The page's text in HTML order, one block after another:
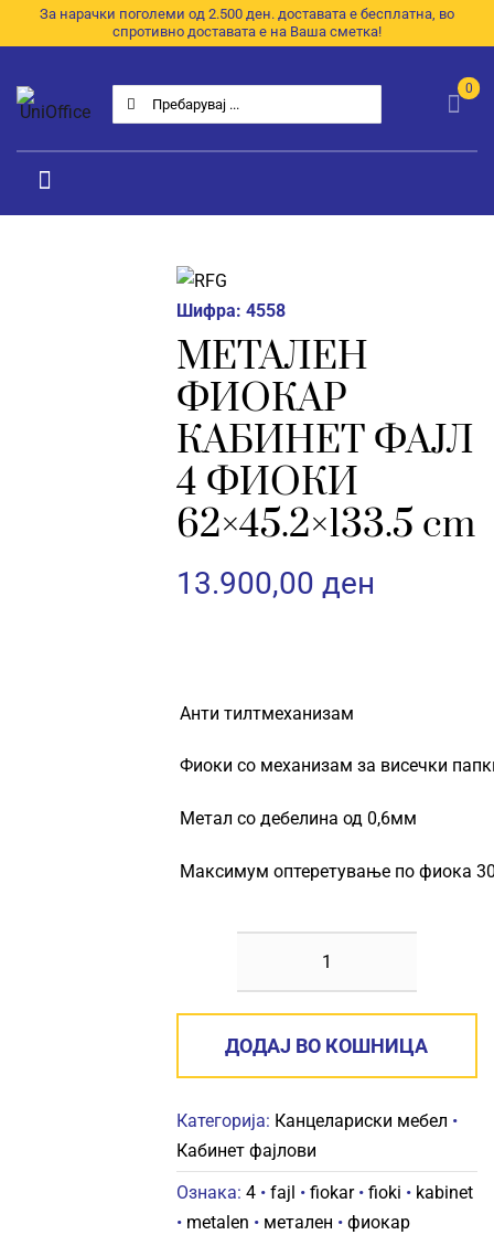
to
За нарачки поголеми од 2.500 ден. доставата е бесплатна, во
спротивно доставата е на Ваша сметка!
Search
for:
0
Toggle
Navigation
Шифра: 4558
МЕТАЛЕН
ФИОКАР
КАБИНЕТ ФАЈЛ
4 ФИОКИ
62×45.2×133.5 cm
13.900,00 ден
Анти тилтмеханизам
Фиоки со механизам за висечки
Метал со дебелина од 0,6мм
Максимум оптеретување по фиока
КАБИНЕТ
ФИОКИ
cm
количина
ДОДАЈ ВО КОШНИЦА
Категорија: Канцелариски мебел •
Кабинет фајлови
Ознака: 4• fajl • fiokar• fioki • kabinet
• metalen • метален • фиокар